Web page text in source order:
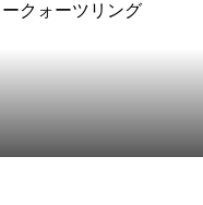
クォーツリング